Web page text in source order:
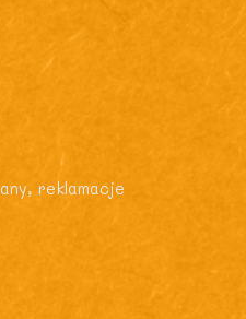
reklamacje